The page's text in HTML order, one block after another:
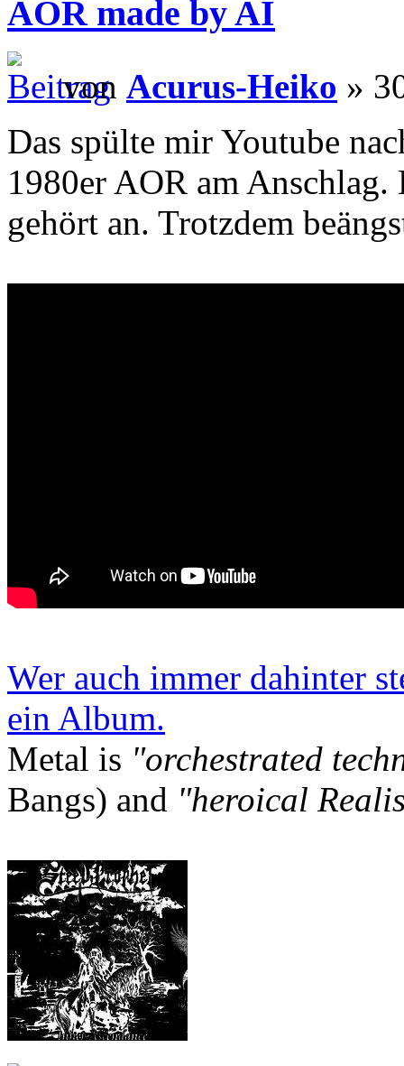
AOR made by AI
von Acurus-Heiko »
Das spülte mir Youtube
1980er AOR am
gehört an. Trotzdem
Wer auch immer dahinter
ein Album.
Metal is "orchestrated
Bangs) and "heroical